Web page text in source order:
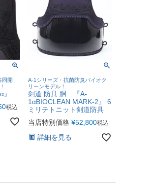
同開
税込
A-1シリーズ・抗菌防臭バイオク
リーンモデル！
剣道 防具 胴 『A-
1αBIOCLEAN MARK-2』 6
ミリテトニット剣道防具
当店特別価格 ¥52,800税込
詳細を見る